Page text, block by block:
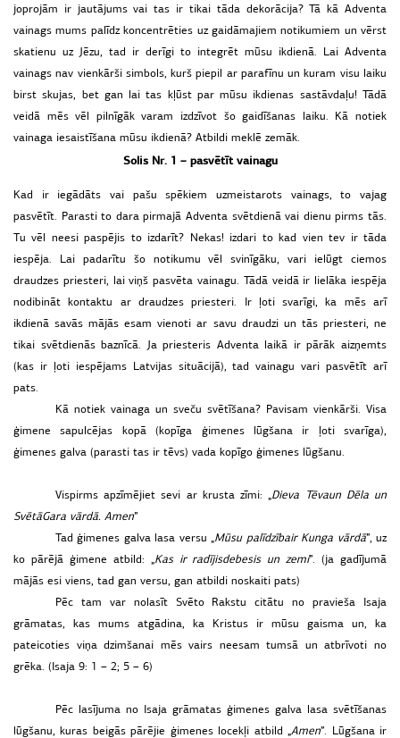
joprojām ir jautājums vai tas ir tikai tāda dekorācija? Tā kā Adventa
vainags mums palīdz koncentrēties uz gaidāmajiem notikumiem un vērst
skatienu uz Jēzu, tad ir derīgi to integrēt mūsu ikdienā. Lai Adventa
vainags nav vienkārši simbols, kurš piepil ar parafīnu un kuram visu laiku
birst skujas, bet gan lai tas kļūst par mūsu ikdienas sastāvdaļu! Tādā
veidā mēs vēl pilnīgāk varam izdzīvot šo gaidīšanas laiku. Kā notiek
vainaga iesaistīšana mūsu ikdienā? Atbildi meklē zemāk.
Solis Nr. 1 – pasvētīt vainagu
Kad ir iegādāts vai pašu spēkiem uzmeistarots vainags, to vajag
pasvētīt. Parasti to dara pirmajā Adventa svētdienā vai dienu pirms tās.
Tu vēl neesi paspējis to izdarīt? Nekas! izdari to kad vien tev ir tāda
iespēja. Lai padarītu šo notikumu vēl svinīgāku, vari ielūgt ciemos
draudzes priesteri, lai viņš pasvēta vainagu. Tādā veidā ir lielāka iespēja
nodibināt kontaktu ar draudzes priesteri. Ir ļoti svarīgi, ka mēs arī
ikdienā savās mājās esam vienoti ar savu draudzi un tās priesteri, ne
tikai svētdienās baznīcā. Ja priesteris Adventa laikā ir pārāk aizņemts
(kas ir ļoti iespējams Latvijas situācijā), tad vainagu vari pasvētīt arī
pats.
Kā notiek vainaga un sveču svētīšana? Pavisam vienkārši. Visa
ģimene sapulcējas kopā (kopīga ģimenes lūgšana ir ļoti svarīga),
ģimenes galva (parasti tas ir tēvs) vada kopīgo ģimenes lūgšanu.
Vispirms apzīmējiet sevi ar krusta zīmi: „Dieva Tēvaun Dēla un
SvētāGara vārdā. Amen”
Tad ģimenes galva lasa versu „Mūsu palīdzībair Kunga vārdā”, uz
ko pārējā ģimene atbild: „Kas ir radījisdebesis un zemi”. (ja gadījumā
mājās esi viens, tad gan versu, gan atbildi noskaiti pats)
Pēc tam var nolasīt Svēto Rakstu citātu no pravieša Isaja
grāmatas, kas mums atgādina, ka Kristus ir mūsu gaisma un, ka
pateicoties viņa dzimšanai mēs vairs neesam tumsā un atbrīvoti no
grēka. (Isaja 9: 1 – 2; 5 – 6)
Pēc lasījuma no Isaja grāmatas ģimenes galva lasa svētīšanas
lūgšanu, kuras beigās pārējie ģimenes locekļi atbild „Amen”. Lūgšana ir